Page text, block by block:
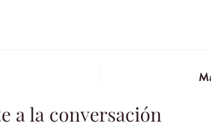
a la conversación